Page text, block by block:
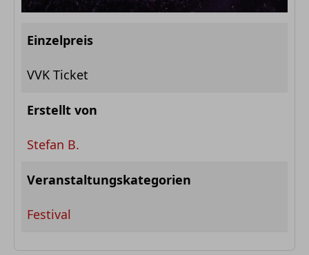
Einzelpreis
VVK Ticket
Erstellt von
Stefan B.
Veranstaltungskategorien
Festival